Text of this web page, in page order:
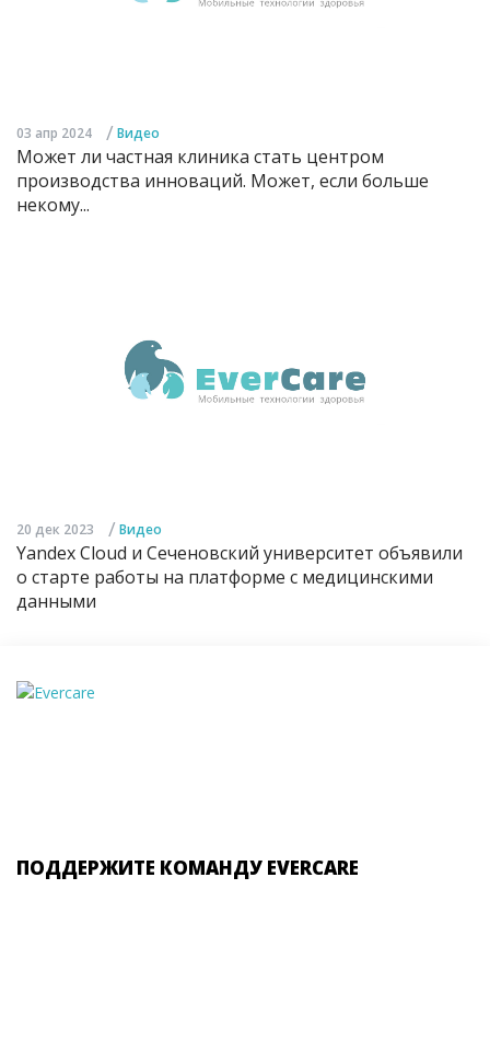
03 апр 2024 / Видео
Может ли частная клиника стать центром
производства инноваций. Может, если больше
некому...
20 дек 2023 / Видео
Yandex Cloud и Сеченовский университет объявили
о старте работы на платформе с медицинскими
данными
ПОДДЕРЖИТЕ КОМАНДУ EVERCARE